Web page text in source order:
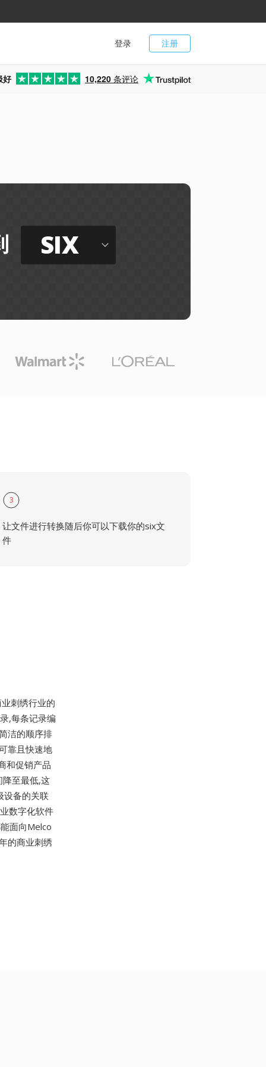
注册
登录
好 10,220 条评论
SIX
3
让文件进行转换随后你可以下载你的six文
件
刺绣行业的
,每条记录编
洁的顺序排
靠且快速地
和促销产品
至最低,这
设备的关联
数字化软件
面向Melco
的商业刺绣